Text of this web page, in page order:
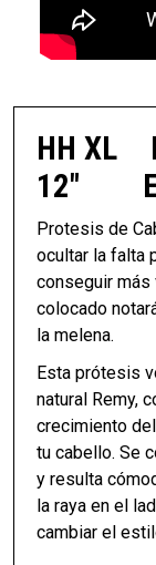
HH XL
12"
Protesis de
ocultar la falta
conseguir más
colocado
la melena.
Esta prótesis
natural Remy,
crecimiento
tu cabello. Se
y resulta
la raya en el
cambiar el